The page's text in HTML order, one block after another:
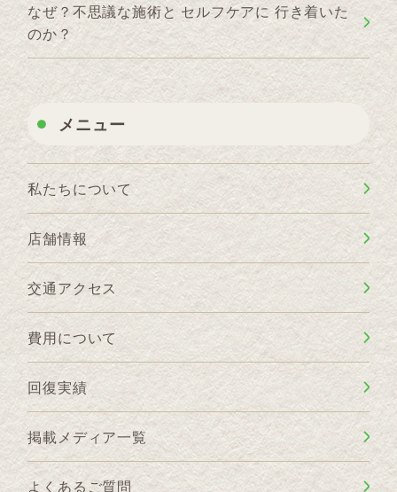
なぜ？不思議な施術と セルフケアに 行き着いた
のか？
メニュー
私たちについて
店舗情報
交通アクセス
費用について
回復実績
掲載メディア一覧
よくあるご質問